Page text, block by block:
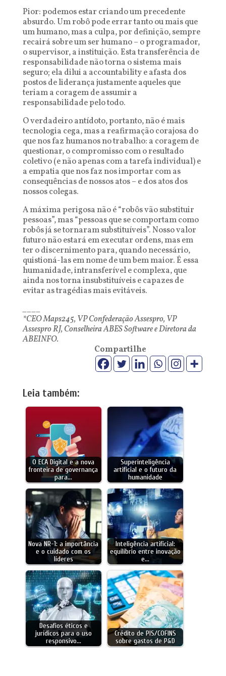
Pior: podemos estar criando um precedente
absurdo. Um robô pode errar tanto ou mais que
um humano, mas a culpa, por definição, sempre
recairá sobre um ser humano – o programador,
o supervisor, a instituição. Esta transferência de
responsabilidade não torna o sistema mais
seguro; ela dilui a accountability e afasta dos
postos de liderança justamente aqueles que
teriam a coragem de assumir a
responsabilidade pelo todo.
O verdadeiro antídoto, portanto, não é mais
tecnologia cega, mas a reafirmação corajosa do
que nos faz humanos no trabalho: a coragem de
questionar, o compromisso com o resultado
coletivo (e não apenas com a tarefa individual) e
a empatia que nos faz nos importar com as
consequências de nossos atos – e dos atos dos
nossos colegas.
A máxima perigosa não é “robôs vão substituir
pessoas”, mas “pessoas que se comportam como
robôs já se tornaram substituíveis”. Nosso valor
futuro não estará em executar ordens, mas em
ter o discernimento para, quando necessário,
quistioná-las em nome de um bem maior. É essa
humanidade, intransferível e complexa, que
ainda nos torna insubstituíveis e capazes de
evitar as tragédias mais evitáveis.
____
*CEO Maps245, VP Confederação Assespro, VP
Assespro RJ, Conselheira ABES Software e Diretora da
ABEINFO.
Compartilhe
Leia também:
O ECA Digital e a nova
fronteira de governança
para…
Superinteligência
artificial e o futuro da
humanidade
Nova NR-1: a importância
e o cuidado com os
líderes
Inteligência artificial:
equilíbrio entre inovação
e…
Desafios éticos e
jurídicos para o uso
responsivo…
Crédito de PIS/COFINS
sobre gastos de P&D